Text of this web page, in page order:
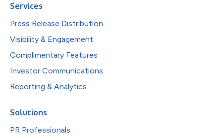
Services
Press Release Distribution
Visibility & Engagement
Complimentary Features
Investor Communications
Reporting & Analytics
Solutions
PR Professionals